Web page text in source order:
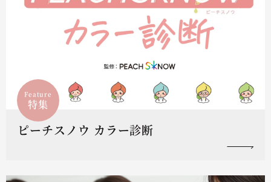
Feature
特集
ピーチスノウ カラー診断